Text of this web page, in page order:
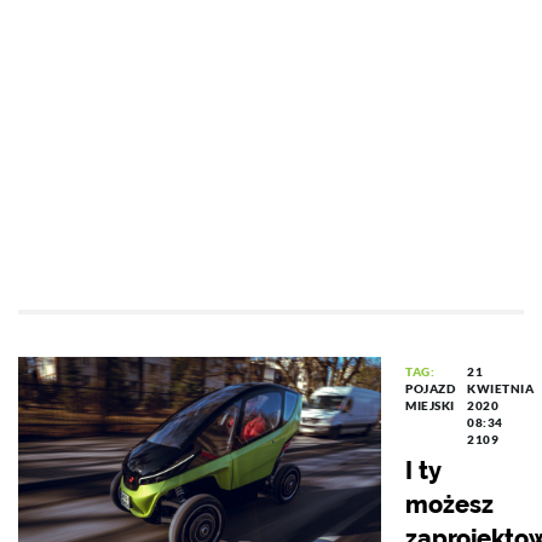
TAG:
POJAZD
MIEJSKI
21
KWIETNIA
2020
08:34
2109
I ty
możesz